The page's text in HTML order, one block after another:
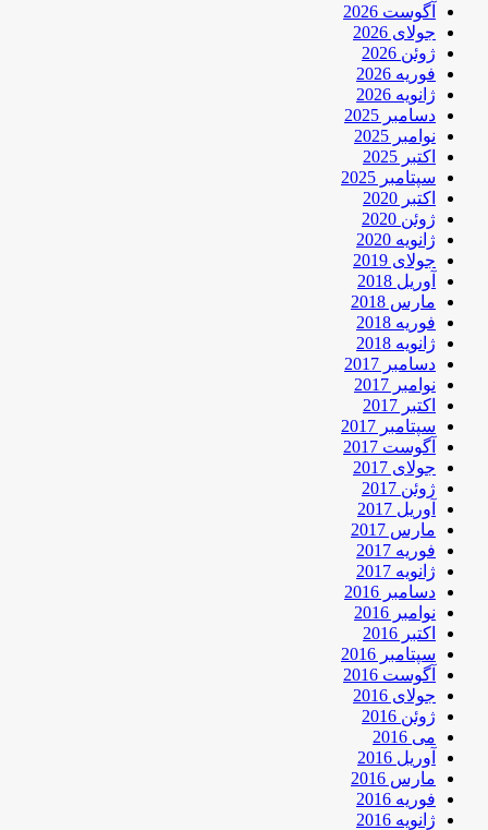
آگوست 2026
جولای 2026
ژوئن 2026
فوریه 2026
ژانویه 2026
دسامبر 2025
نوامبر 2025
اکتبر 2025
سپتامبر 2025
اکتبر 2020
ژوئن 2020
ژانویه 2020
جولای 2019
آوریل 2018
مارس 2018
فوریه 2018
ژانویه 2018
دسامبر 2017
نوامبر 2017
اکتبر 2017
سپتامبر 2017
آگوست 2017
جولای 2017
ژوئن 2017
آوریل 2017
مارس 2017
فوریه 2017
ژانویه 2017
دسامبر 2016
نوامبر 2016
اکتبر 2016
سپتامبر 2016
آگوست 2016
جولای 2016
ژوئن 2016
می 2016
آوریل 2016
مارس 2016
فوریه 2016
ژانویه 2016